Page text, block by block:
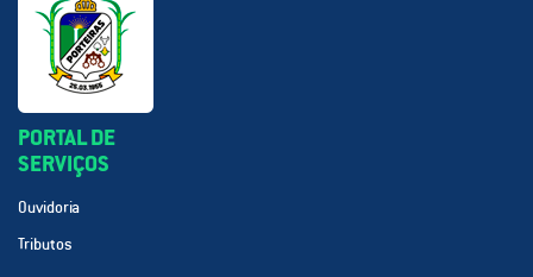
PORTAL DE
SERVIÇOS
Ouvidoria
Tributos